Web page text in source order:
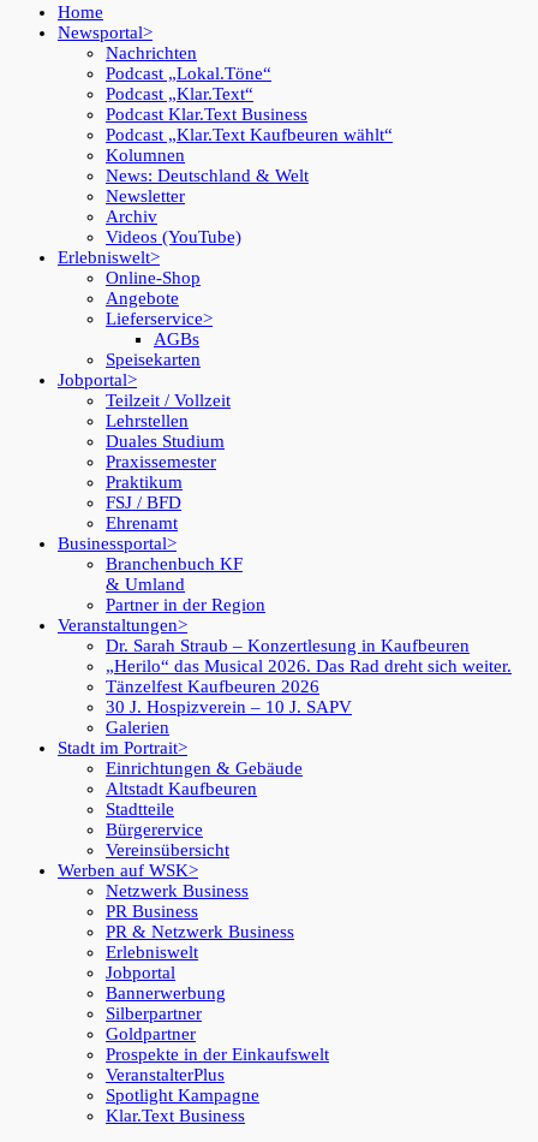
Home
Newsportal
Nachrichten
Podcast „Lokal.Töne“
Podcast „Klar.Text“
Podcast Klar.Text Business
Podcast „Klar.Text Kaufbeuren wählt“
Kolumnen
News: Deutschland & Welt
Newsletter
Archiv
Videos (YouTube)
Erlebniswelt
Online-Shop
Angebote
Lieferservice
AGBs
Speisekarten
Jobportal
Teilzeit / Vollzeit
Lehrstellen
Duales Studium
Praxissemester
Praktikum
FSJ / BFD
Ehrenamt
Businessportal
Branchenbuch KF
& Umland
Partner in der Region
Veranstaltungen
Dr. Sarah Straub – Konzertlesung in Kaufbeuren
„Herilo“ das Musical 2026. Das Rad dreht sich weiter.
Tänzelfest Kaufbeuren 2026
30 J. Hospizverein – 10 J. SAPV
Galerien
Stadt im Portrait
Einrichtungen & Gebäude
Altstadt Kaufbeuren
Stadtteile
Bürgerervice
Vereinsübersicht
Werben auf WSK
Netzwerk Business
PR Business
PR & Netzwerk Business
Erlebniswelt
Jobportal
Bannerwerbung
Silberpartner
Goldpartner
Prospekte in der Einkaufswelt
VeranstalterPlus
Spotlight Kampagne
Klar.Text Business